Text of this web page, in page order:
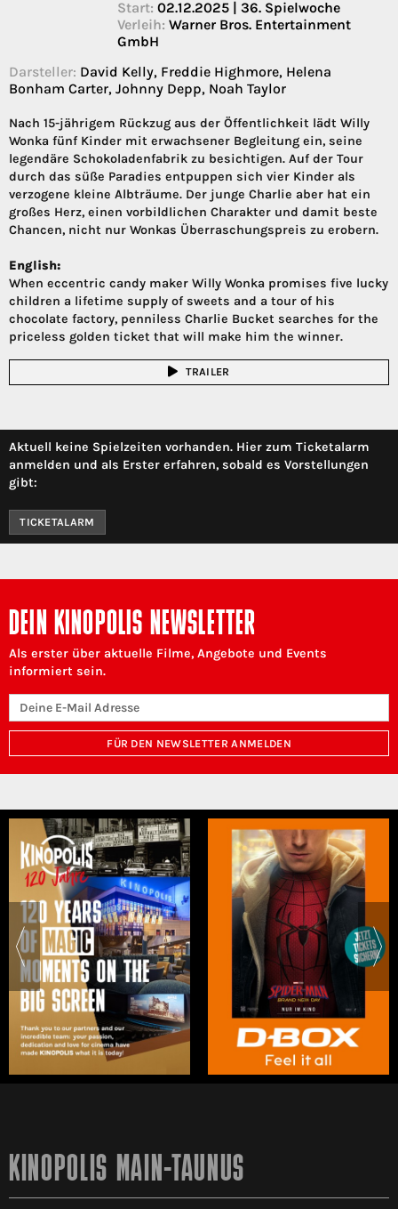
Start: 02.12.2025 | 36. Spielwoche
Verleih: Warner Bros. Entertainment
GmbH
Darsteller: David Kelly, Freddie Highmore, Helena
Bonham Carter, Johnny Depp, Noah Taylor
Nach 15-jährigem Rückzug aus der Öffentlichkeit lädt Willy
Wonka fünf Kinder mit erwachsener Begleitung ein, seine
legendäre Schokoladenfabrik zu besichtigen. Auf der Tour
durch das süße Paradies entpuppen sich vier Kinder als
verzogene kleine Albträume. Der junge Charlie aber hat ein
großes Herz, einen vorbildlichen Charakter und damit beste
Chancen, nicht nur Wonkas Überraschungspreis zu erobern.
English:
When eccentric candy maker Willy Wonka promises five lucky
children a lifetime supply of sweets and a tour of his
chocolate factory, penniless Charlie Bucket searches for the
priceless golden ticket that will make him the winner.
TRAILER
Aktuell keine Spielzeiten vorhanden. Hier zum Ticketalarm
anmelden und als Erster erfahren, sobald es Vorstellungen
gibt:
TICKETALARM
DEIN KINOPOLIS NEWSLETTER
Als erster über aktuelle Filme, Angebote und Events
informiert sein.
FÜR DEN NEWSLETTER ANMELDEN
KINOPOLIS MAIN-TAUNUS